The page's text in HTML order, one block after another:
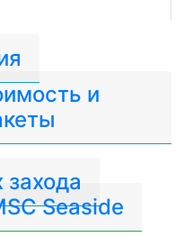
и
захода
Seaside